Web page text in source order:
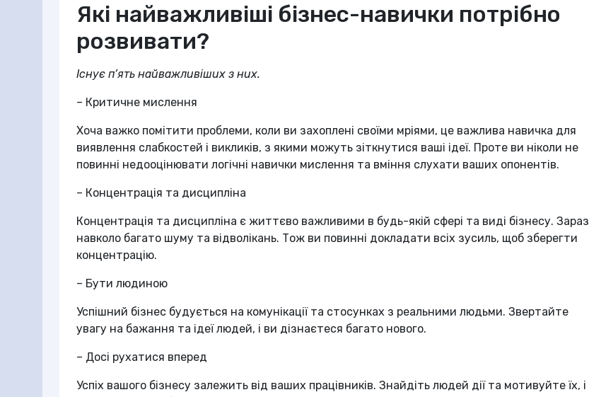
Які найважливіші бізнес-навички потрібно
розвивати?
Існує п’ять найважливіших з них.
– Критичне мислення
Хоча важко помітити проблеми, коли ви захоплені своїми мріями, це важлива навичка для
виявлення слабкостей і викликів, з якими можуть зіткнутися ваші ідеї. Проте ви ніколи не
повинні недооцінювати логічні навички мислення та вміння слухати ваших опонентів.
– Концентрація та дисципліна
Концентрація та дисципліна є життєво важливими в будь-якій сфері та виді бізнесу. Зараз
навколо багато шуму та відволікань. Тож ви повинні докладати всіх зусиль, щоб зберегти
концентрацію.
– Бути людиною
Успішний бізнес будується на комунікації та стосунках з реальними людьми. Звертайте
увагу на бажання та ідеї людей, і ви дізнаєтеся багато нового.
– Досі рухатися вперед
Успіх вашого бізнесу залежить від ваших працівників. Знайдіть людей дії та мотивуйте їх, і